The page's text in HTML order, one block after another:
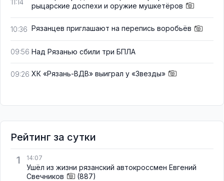
11:14
рыцарские доспехи и оружие мушкетёров
10:36 Рязанцев приглашают на перепись воробьёв
09:56 Над Рязанью сбили три БПЛА
09:26 ХК «Рязань-ВДВ» выиграл у «Звезды»
Рейтинг за сутки
1
14:07
Ушёл из жизни рязанский автокроссмен Евгений
Свечников
(887)